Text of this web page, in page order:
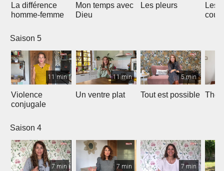
La différence
homme-femme
Mon temps avec
Dieu
Les pleurs
Les
Saison 5
11 min
Violence
conjugale
11 min
Un ventre plat
5 min
Tout est possible The
Saison 4
7 min 7 min 7 min